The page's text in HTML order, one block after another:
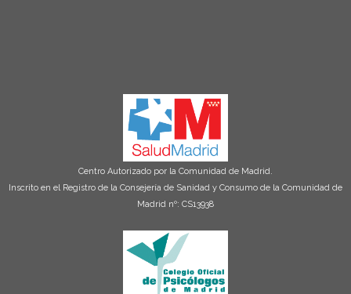
Centro Autorizado por la Comunidad de Madrid.
Inscrito en el Registro de la Consejería de Sanidad y Consumo de la Comunidad de
Madrid nº: CS13938